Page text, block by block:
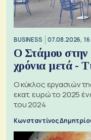
BUSINESS 07.08.2026,
Ο Στάμου στην
χρόνια μετά -
Ο κύκλος εργασιών
εκατ. ευρώ το 2025
του 2024
Κωνσταντίνος